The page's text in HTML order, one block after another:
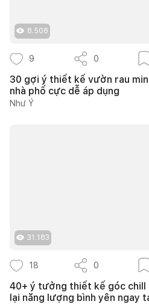
8.508
9 0
30 gợi ý thiết kế vườn rau
nhà phố cực dễ áp dụng
Như Ý
31.183
18 0
40+ ý tưởng thiết kế góc chill
lại năng lượng bình yên ngay